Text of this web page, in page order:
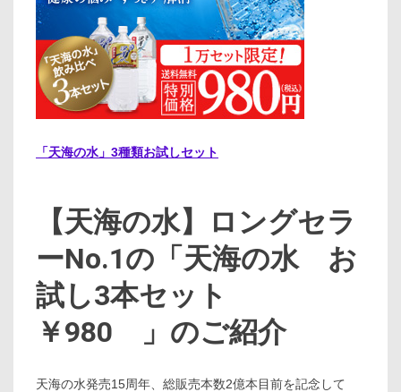
「天海の水」3種類お試しセット
【天海の水】ロングセラ
ーNo.1の「天海の水 お
試し3本セット
￥980 」のご紹介
天海の水発売15周年、総販売本数2億本目前を記念して